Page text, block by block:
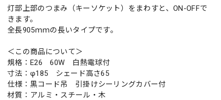
灯部上部のつまみ（キーソケット）をまわすと、ON-OFFで
きます。
全長905ｍｍの長いタイプです。
＜この商品について＞
規格：E26 60W 白熱電球付
寸法：φ185 シェード高さ65
仕様：黒コード吊 引掛けシーリングカバー付
材質：アルミ・スチール・木